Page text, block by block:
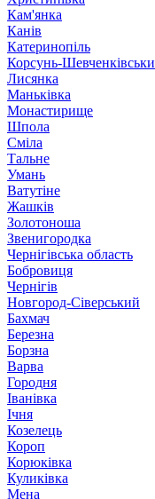
Кам'янка
Канів
Катеринопіль
Корсунь-
Лисянка
Маньківка
Монастирище
Шпола
Сміла
Тальне
Умань
Ватутіне
Жашків
Золотоноша
Звенигородка
Чернігівська область
Бобровиця
Чернігів
Новгород-Сіверський
Бахмач
Березна
Борзна
Варва
Городня
Іванівка
Ічня
Козелець
Короп
Корюківка
Куликівка
Мена